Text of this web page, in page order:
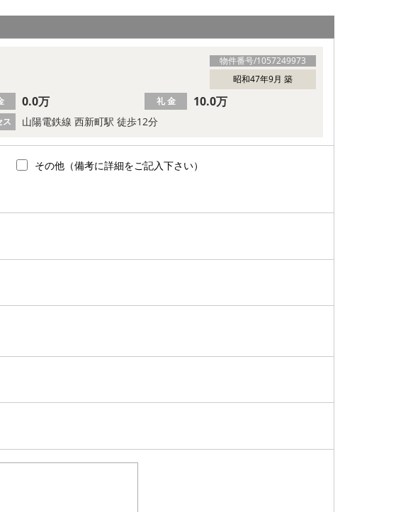
物件番号/1057249973
昭和47年9月 築
ス 山陽電鉄線 西新町駅 徒歩12分
0.0万 礼 金 10.0万
その他（備考に詳細をご記入下さい）